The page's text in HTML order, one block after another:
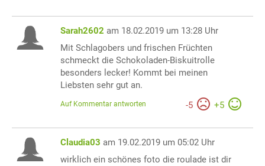
Sarah2602 am 18.02.2019 um 13:28 Uhr
Mit Schlagobers und frischen Früchten
schmeckt die Schokoladen-Biskuitrolle
besonders lecker! Kommt bei meinen
Liebsten sehr gut an.
-5 +5
Auf Kommentar antworten
Claudia03 am 19.02.2019 um 05:02 Uhr
wirklich ein schönes foto die roulade ist dir